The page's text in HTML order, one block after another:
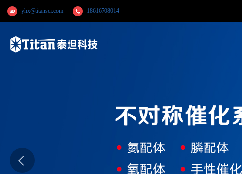
yhx@titansci.com 18616708014